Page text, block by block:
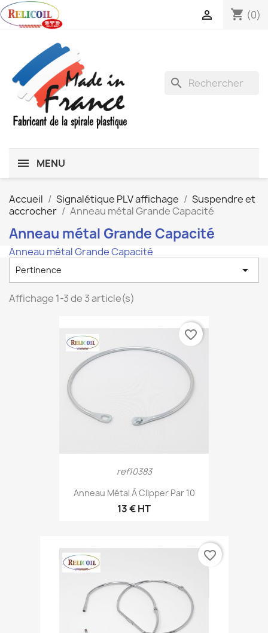
shopping_cart (0)

search
MENU
Accueil Signalétique PLV affichage
Suspendre et
accrocher
Anneau métal Grande Capacité
Anneau métal Grande Capacité
Anneau métal Grande Capacité
Pertinence 
Affichage 1-3 de 3 article(s)
ref10383
Anneau Métal À Clipper Par 10
13 € HT
favorite_border
favorite_border